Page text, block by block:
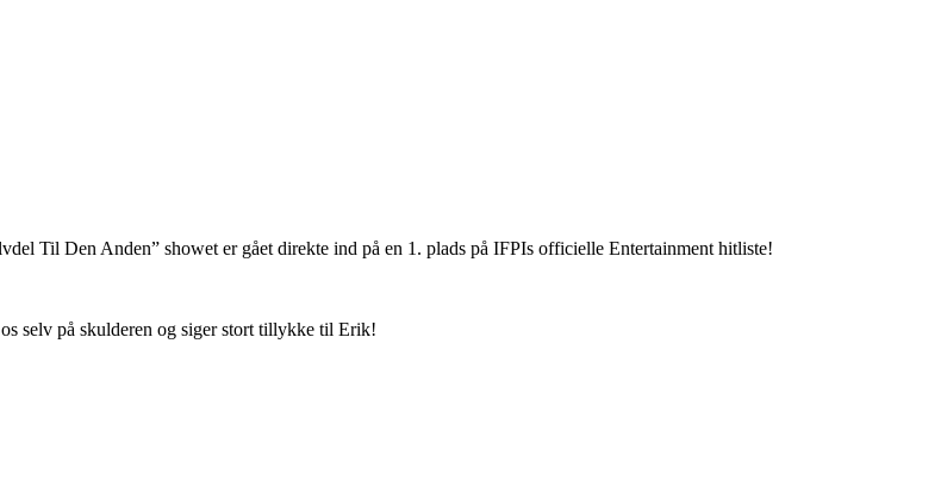
Til Den Anden” showet er gået direkte ind på en 1. plads på IFPIs officielle Entertainment hitliste!
selv på skulderen og siger stort tillykke til Erik!